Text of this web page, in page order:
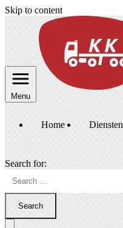
Skip to content
Menu
Home Diensten
Search for:
Search